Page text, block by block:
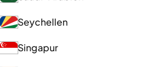
Seychellen
Singapur